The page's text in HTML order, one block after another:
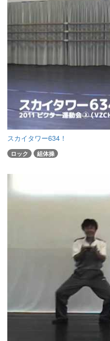
スカイタワー634！
ロック 組体操